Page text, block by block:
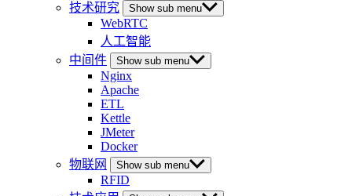
技术研究
Show sub menu
WebRTC
人工智能
中间件
Show sub menu
Nginx
Apache
ETL
Kettle
JMeter
Docker
物联网
Show sub menu
RFID